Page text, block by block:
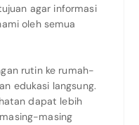
agar informasi
oleh semua
rutin ke rumah-
edukasi langsung.
dapat lebih
masing